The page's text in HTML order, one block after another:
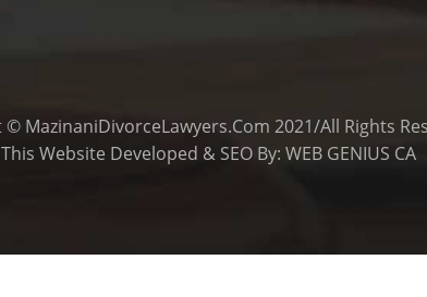
This Website Developed & SEOBy: WEB GENIUS CA